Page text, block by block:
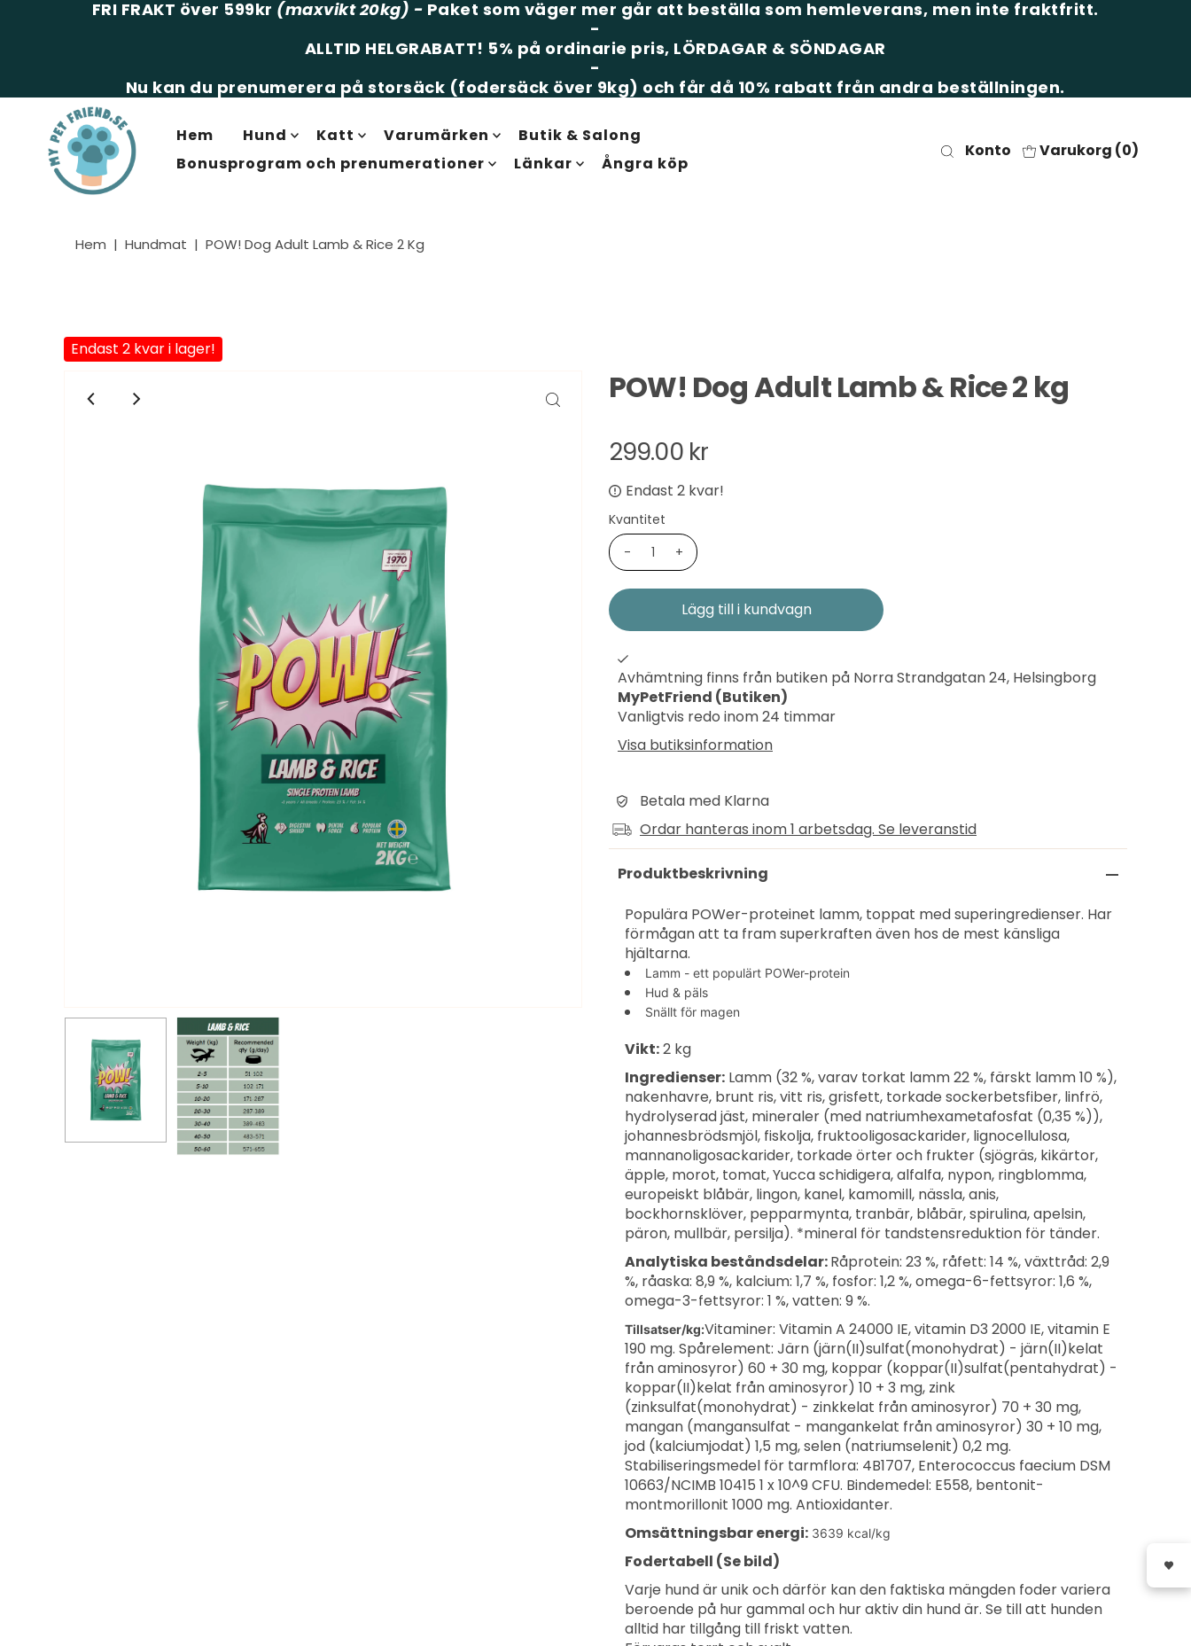
FRI FRAKT över 599kr (maxvikt 20kg) - Paket som väger mer går att beställa som hemleverans, men inte fraktfritt.
-
ALLTID HELGRABATT! 5% på ordinarie pris, LÖRDAGAR & SÖNDAGAR
-
Nu kan du prenumerera på storsäck (fodersäck över 9kg) och får då 10% rabatt från andra beställningen.
Hem Hund Katt Varumärken
Butik & Salong
Bonusprogram och prenumerationer
Länkar Ångra köp
Konto Varukorg (0)
Hem | Hundmat | POW! Dog Adult Lamb & Rice 2 Kg
Endast 2 kvar i lager!
POW! Dog Adult Lamb & Rice 2 kg
299.00 kr
Endast 2 kvar!
Kvantitet
-
+
Avhämtning finns från butiken på Norra Strandgatan 24, Helsingborg
MyPetFriend (Butiken)
Vanligtvis redo inom 24 timmar
Visa butiksinformation
Betala med Klarna
Ordar hanteras inom 1 arbetsdag. Se leveranstid
Produktbeskrivning
Populära POWer-proteinet lamm, toppat med superingredienser. Har
förmågan att ta fram superkraften även hos de mest känsliga
hjältarna.
Lamm - ett populärt POWer-protein
Hud & päls
Snällt för magen
Vikt:2 kg
Ingredienser: Lamm (32 %, varav torkat lamm 22 %, färskt lamm 10 %),
nakenhavre, brunt ris, vitt ris, grisfett, torkade sockerbetsfiber, linfrö,
hydrolyserad jäst, mineraler (med natriumhexametafosfat (0,35 %)),
johannesbrödsmjöl, fiskolja, fruktooligosackarider, lignocellulosa,
mannanoligosackarider, torkade örter och frukter (sjögräs, kikärtor,
äpple, morot, tomat, Yucca schidigera, alfalfa, nypon, ringblomma,
europeiskt blåbär, lingon, kanel, kamomill, nässla, anis,
bockhornsklöver, pepparmynta, tranbär, blåbär, spirulina, apelsin,
päron, mullbär, persilja). *mineral för tandstensreduktion för tänder.
Analytiska beståndsdelar:Råprotein: 23 %, råfett: 14 %, växttråd: 2,9
%, råaska: 8,9 %, kalcium: 1,7 %, fosfor: 1,2 %, omega-6-fettsyror: 1,6 %,
omega-3-fettsyror: 1 %, vatten: 9 %.
Tillsatser/kg:Vitaminer: Vitamin A 24000 IE, vitamin D3 2000 IE, vitamin E
190 mg. Spårelement: Järn (järn(II)sulfat(monohydrat) - järn(II)kelat
från aminosyror) 60 + 30 mg, koppar (koppar(II)sulfat(pentahydrat) -
koppar(II)kelat från aminosyror) 10 + 3 mg, zink
(zinksulfat(monohydrat) - zinkkelat från aminosyror) 70 + 30 mg,
mangan (mangansulfat - mangankelat från aminosyror) 30 + 10 mg,
jod (kalciumjodat) 1,5 mg, selen (natriumselenit) 0,2 mg.
Stabiliseringsmedel för tarmflora: 4B1707, Enterococcus faecium DSM
10663/NCIMB 10415 1 x 10^9 CFU. Bindemedel: E558, bentonit-
montmorillonit 1000 mg. Antioxidanter.
Omsättningsbar energi: 3639 kcal/kg
Fodertabell (Se bild)
Varje hund är unik och därför kan den faktiska mängden foder variera
beroende på hur gammal och hur aktiv din hund är. Se till att hunden
alltid har tillgång till friskt vatten.